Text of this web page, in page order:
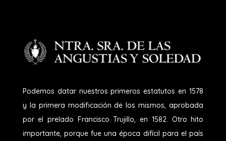
Podemos datar nuestros primeros estatutos en 1578
y la primera modificación de los mismos, aprobada
por el prelado Francisco Trujillo, en 1582. Otro hito
importante, porque fue una época difícil para el país